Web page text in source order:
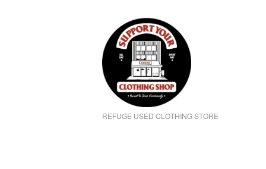
REFUGE USED CLOTHING STORE